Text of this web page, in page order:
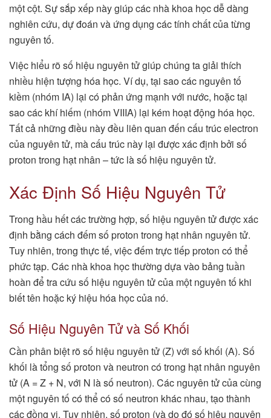
một cột. Sự sắp xếp này giúp các nhà khoa học dễ dàng
nghiên cứu, dự đoán và ứng dụng các tính chất của từng
nguyên tố.
Việc hiểu rõ số hiệu nguyên tử giúp chúng ta giải thích
nhiều hiện tượng hóa học. Ví dụ, tại sao các nguyên tố
kiềm (nhóm IA) lại có phản ứng mạnh với nước, hoặc tại
sao các khí hiếm (nhóm VIIIA) lại kém hoạt động hóa học.
Tất cả những điều này đều liên quan đến cấu trúc electron
của nguyên tử, mà cấu trúc này lại được xác định bởi số
proton trong hạt nhân – tức là số hiệu nguyên tử.
Xác Định Số Hiệu Nguyên Tử
Trong hầu hết các trường hợp, số hiệu nguyên tử được xác
định bằng cách đếm số proton trong hạt nhân nguyên tử.
Tuy nhiên, trong thực tế, việc đếm trực tiếp proton có thể
phức tạp. Các nhà khoa học thường dựa vào bảng tuần
hoàn để tra cứu số hiệu nguyên tử của một nguyên tố khi
biết tên hoặc ký hiệu hóa học của nó.
Số Hiệu Nguyên Tử và Số Khối
Cần phân biệt rõ số hiệu nguyên tử (Z) với số khối (A). Số
khối là tổng số proton và neutron có trong hạt nhân nguyên
tử (A = Z + N, với N là số neutron). Các nguyên tử của cùng
một nguyên tố có thể có số neutron khác nhau, tạo thành
các đồng vị. Tuy nhiên, số proton (và do đó số hiệu nguyên